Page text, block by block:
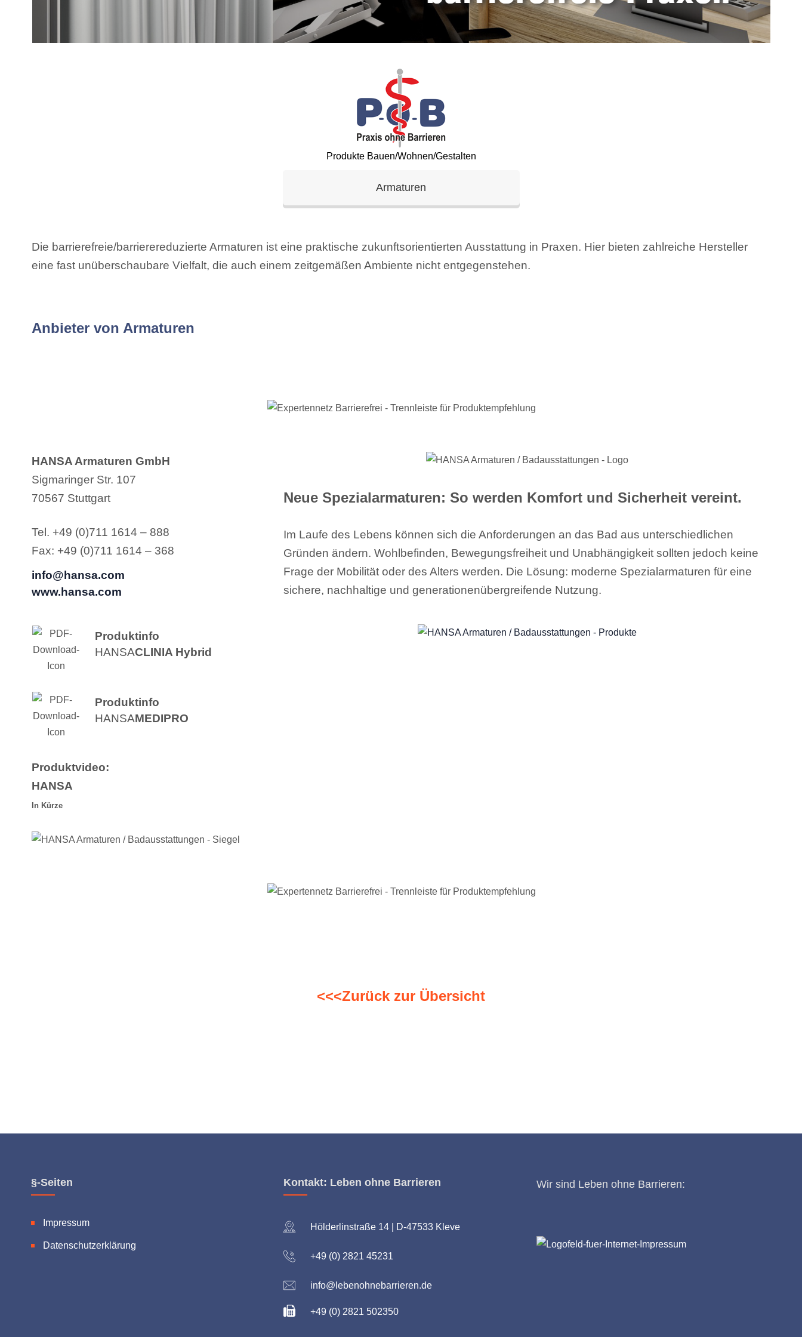
Produkte Bauen/Wohnen/Gestalten
Armaturen
Die barrierefreie/barrierereduzierte Armaturen ist eine praktische zukunftsorientierten Ausstattung in Praxen. Hier bieten zahlreiche Hersteller
eine fast unüberschaubare Vielfalt, die auch einem zeitgemäßen Ambiente nicht entgegenstehen.
Anbieter von Armaturen
HANSA Armaturen GmbH
Sigmaringer Str. 107
70567 Stuttgart
Tel. +49 (0)711 1614 – 888
Fax: +49 (0)711 1614 – 368
info@hansa.com
www.hansa.com
Produktinfo
HANSACLINIA Hybrid
Produktinfo
HANSAMEDIPRO
Produktvideo:
HANSA
In Kürze
Neue Spezialarmaturen: So werden Komfort und Sicherheit vereint.
Im Laufe des Lebens können sich die Anforderungen an das Bad aus unterschiedlichen
Gründen ändern. Wohlbefinden, Bewegungsfreiheit und Unabhängigkeit sollten jedoch keine
Frage der Mobilität oder des Alters werden. Die Lösung: moderne Spezialarmaturen für eine
sichere, nachhaltige und generationenübergreifende Nutzung.
<<<Zurück zur Übersicht
§-Seiten
Impressum
Datenschutzerklärung
Kontakt: Leben ohne Barrieren
Hölderlinstraße 14 | D-47533 Kleve
+49 (0) 2821 45231
info@lebenohnebarrieren.de
+49 (0) 2821 502350
Wir sind Leben ohne Barrieren: